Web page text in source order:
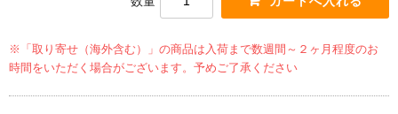
※「取り寄せ（海外含む）」の商品は入荷まで数週間～２ヶ月程度のお
時間をいただく場合がございます。予めご了承ください